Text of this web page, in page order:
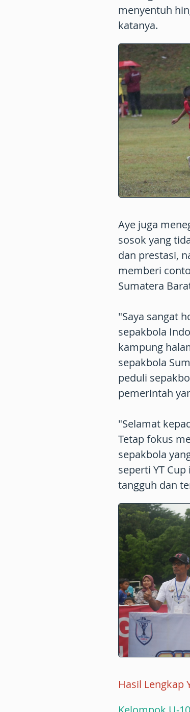
menyentuh
katanya.
Aye juga
sosok yang
dan prestasi,
memberi
Sumatera
"Saya sangat
sepakbola
kampung
sepakbola
peduli
pemerintah
"Selamat
Tetap fokus
sepakbola
seperti YT
tangguh dan
Hasil Lengkap